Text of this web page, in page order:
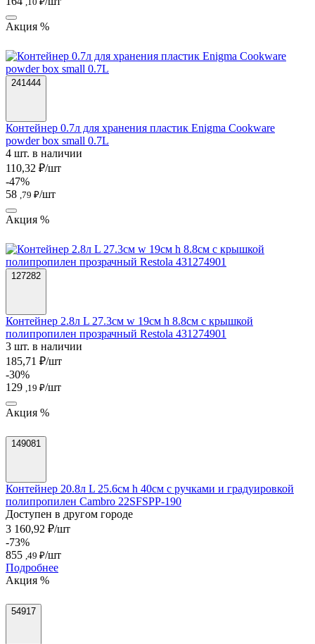
Акция %
241444
Контейнер 0.7л для хранения пластик Enigma Cookware
powder box small 0.7L
4 шт. в наличии
110,32 ₽/шт
-47%
58 ,79 ₽/шт
Акция %
127282
Контейнер 2.8л L 27.3см w 19см h 8.8см с крышкой
полипропилен прозрачный Restola 431274901
3 шт. в наличии
185,71 ₽/шт
-30%
129 ,19 ₽/шт
Акция %
149081
Контейнер 20.8л L 25.6см h 40см с ручками и градуировкой
полипропилен Cambro 22SFSPP-190
Доступен в другом городе
3 160,92 ₽/шт
-73%
855 ,49 ₽/шт
Подробнее
Акция %
54917